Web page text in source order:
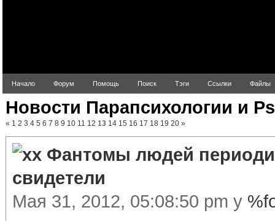
Начало Форум Помощь Поиск Тэги Ссылки Файлы
Новости Парапсихологии и
« 1 2 3 4 5 6 7 8 9 10 11 12 13 14 15 16 17 18 19 20 »
Фантомы людей
свидетели
Мая 31, 2012, 05:08:50 pm у